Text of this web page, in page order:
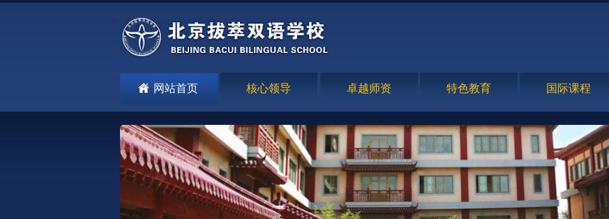
网站首页 核心领导 卓越师资 特色教育 国际课程